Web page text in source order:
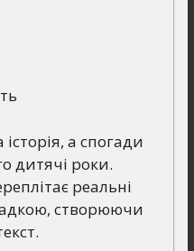
а спогади
дитячі роки.
реальні
створюючи